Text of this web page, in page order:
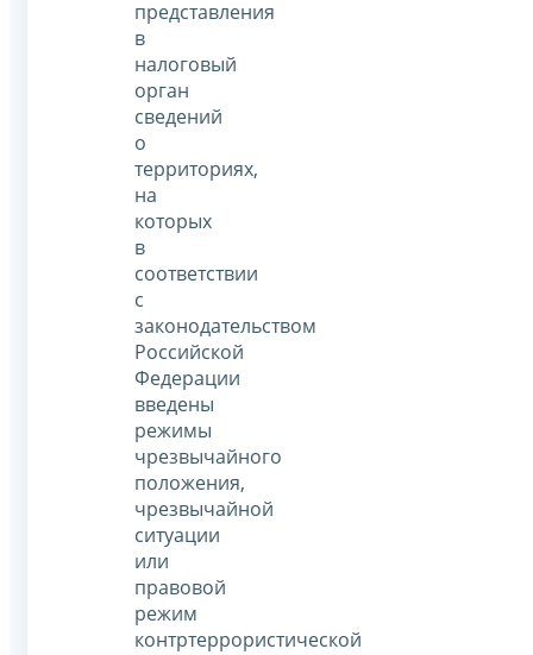
представления
в
налоговый
орган
сведений
о
территориях,
на
которых
в
соответствии
с
законодательством
Российской
Федерации
введены
режимы
чрезвычайного
положения,
чрезвычайной
ситуации
или
правовой
режим
контртеррористической